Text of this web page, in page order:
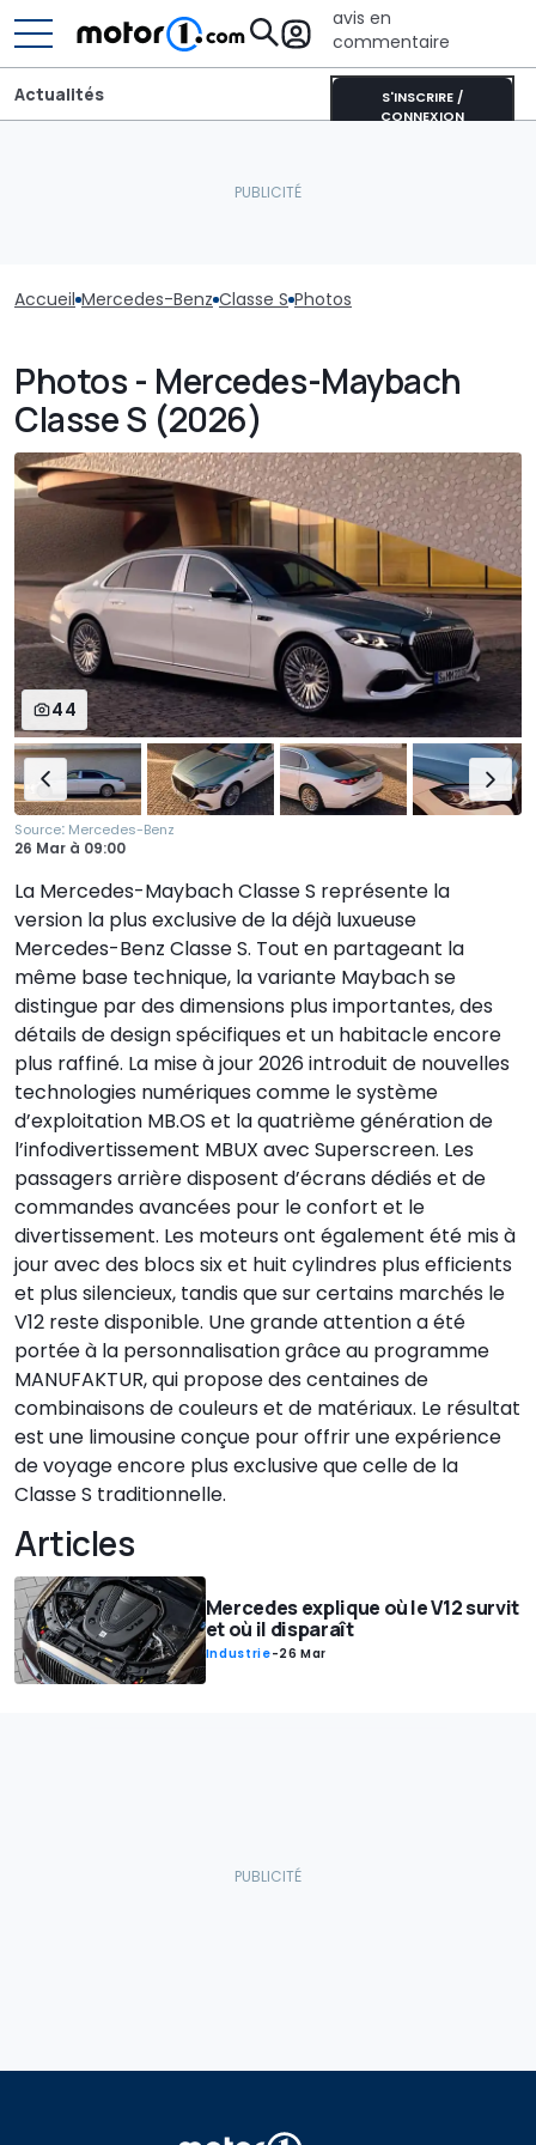
avis en
commentaire
S'INSCRIRE /
CONNEXION
Actualités
Accueil Mercedes-Benz Classe S Photos
Photos - Mercedes-Maybach
Classe S (2026)
44
Source: Mercedes-Benz
26 Mar à 09:00
La Mercedes-Maybach Classe S représente la
version la plus exclusive de la déjà luxueuse
Mercedes-Benz Classe S. Tout en partageant la
même base technique, la variante Maybach se
distingue par des dimensions plus importantes, des
détails de design spécifiques et un habitacle encore
plus raffiné. La mise à jour 2026 introduit de nouvelles
technologies numériques comme le système
d’exploitation MB.OS et la quatrième génération de
l’infodivertissement MBUX avec Superscreen. Les
passagers arrière disposent d’écrans dédiés et de
commandes avancées pour le confort et le
divertissement. Les moteurs ont également été mis à
jour avec des blocs six et huit cylindres plus efficients
et plus silencieux, tandis que sur certains marchés le
V12 reste disponible. Une grande attention a été
portée à la personnalisation grâce au programme
MANUFAKTUR, qui propose des centaines de
combinaisons de couleurs et de matériaux. Le résultat
est une limousine conçue pour offrir une expérience
de voyage encore plus exclusive que celle de la
Classe S traditionnelle.
Articles
Mercedes explique où le V12 survit
et où il disparaît
Industrie-26 Mar